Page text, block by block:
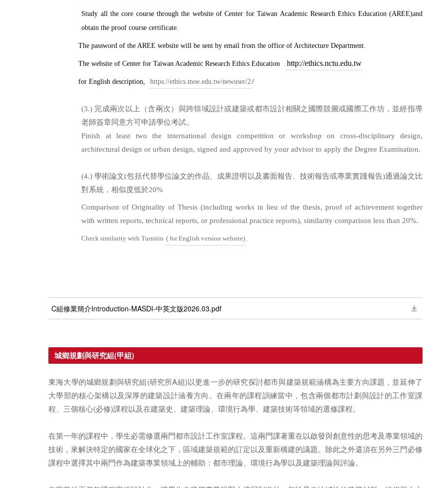
Study all the core course through the website of Center for Taiwan Academic Research Ethics Education (AREE)and
obtain the proof course certificate.
The password of the AREE website will be sent by email from the office of Architecture Department.
The website of Center for Taiwan Academic Research Ethics Education http://ethics.nctu.edu.tw
for English description, https://ethics.moe.edu.tw/newuser/2 /
(3.) 完成兩次以上（含兩次）與跨領域設計或建築或都市設計相關之國際競圖或國際工作坊，並經指導
老師簽章同意方可申請學位考試。
Finish at least two the international design competition or workshop on cross-disciplinary design,
architectural design or urban design, signed and approved by your advisor to apply the Degree Examination.
(4.)學術論文(包括代替學位論文的作品、成果證明以及書面報告、技術報告或專業實踐報告)通過論文比
對系統，相似度低於20%
Comparison of Originality of Thesis (including works in lieu of the thesis, proof of achievement together
with written reports, technical reports, or professional practice reports), similarity comparison less than 20%.
Check similarity with Turnitin ( for English version website)
C組修業簡介Introduction-MASDI-中英文版2026.03.pdf
城鄉規劃與研究組(甲組)
東海大學的城鄉規劃與研究組(研究所A組)以更進一步的研究探討都市與建築規範涵構為主要方向課題，並延伸了
大學部的核心架構以及深厚的建築設計涵養方向。在兩年的課程訓練當中，包含兩個都市計劃與設計的工作室課
程、三個核心(必修)課程以及在建築史、建築理論、環境行為學、建築技術等領域的選修課程。
在第一年的課程中，學生必需修選兩門都市設計工作室課程。這兩門課著重在以啟發與創意性的思考及專業領域的
技術，來解決特定的國家在全球化之下，區域建築規範的訂定以及重新構建的議題。除此之外還須在另外三門必修
課程中選擇其中兩門作為建築專業領域上的輔助：都市理論、環境行為學以及建築理論與評論。